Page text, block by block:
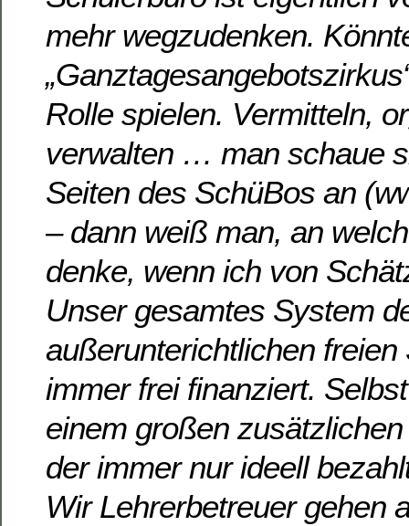
mehr wegzudenken.
Rolle spielen. Vermitteln,
verwalten … man schaue
Seiten des SchüBos an
– dann weiß man, an
denke, wenn ich von
Unser gesamtes System
außerunterichtlichen
immer frei finanziert.
einem großen
der immer nur ideell
Wir Lehrerbetreuer gehen